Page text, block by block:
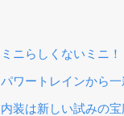
ミニらしくないミニ
パワートレインから
内装は新しい試みの